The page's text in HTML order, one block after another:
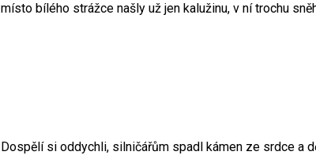
místo bílého strážce našly už jen kalužinu, v ní trochu
Dospělí si oddychli, silničářům spadl kámen ze srdce a